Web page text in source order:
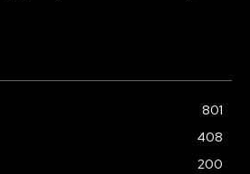
801
408
200